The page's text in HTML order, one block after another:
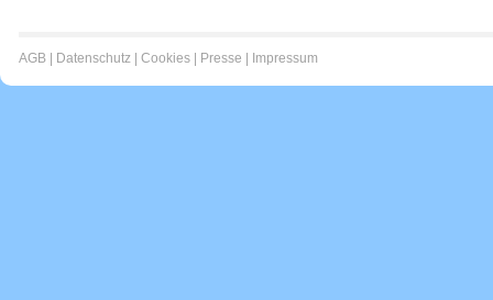
AGB Datenschutz Cookies Presse Impressum